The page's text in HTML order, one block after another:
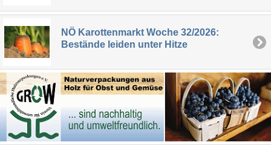
NÖ Karottenmarkt Woche 32/2026:
Bestände leiden unter Hitze